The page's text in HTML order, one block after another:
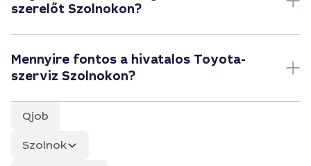
szerelőt Szolnokon?
Mennyire fontos a hivatalos Toyota-
szerviz Szolnokon?
Qjob
Szolnok